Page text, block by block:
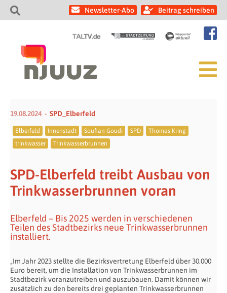
Newsletter-Abo Beitrag schreiben
19.08.2024 SPD_Elberfeld
Elberfeld Innenstadt Soufian Goudi SPD
Thomas Kring
trinkwasser
Trinkwasserbrunnen
SPD-Elberfeld treibt Ausbau von
Trinkwasserbrunnen voran
Elberfeld – Bis 2025 werden in verschiedenen
Teilen des Stadtbezirks neue Trinkwasserbrunnen
installiert.
„Im Jahr 2023 stellte die Bezirksvertretung Elberfeld über 30.000
Euro bereit, um die Installation von Trinkwasserbrunnen im
Stadtbezirk voranzutreiben und auszubauen. Damit können wir
zusätzlich zu den bereits drei geplanten Trinkwasserbrunnen